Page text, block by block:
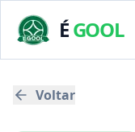
ÉGOOL
Voltar